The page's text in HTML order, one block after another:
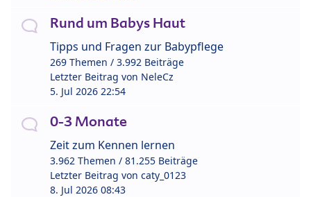
Rund um Babys Haut
Tipps und Fragen zur Babypflege
269 Themen / 3.992 Beiträge
Letzter Beitrag von NeleCz
5. Jul 2026 22:54
0-3 Monate
Zeit zum Kennen lernen
3.962 Themen / 81.255 Beiträge
Letzter Beitrag von caty_0123
8. Jul 2026 08:43